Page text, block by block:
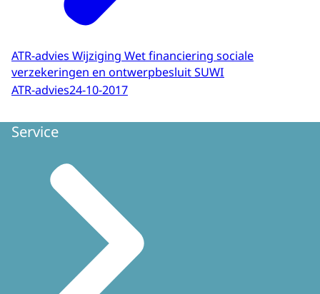
ATR-advies Wijziging Wet financiering sociale
verzekeringen en ontwerpbesluit SUWI
ATR-advies24-10-2017
Service